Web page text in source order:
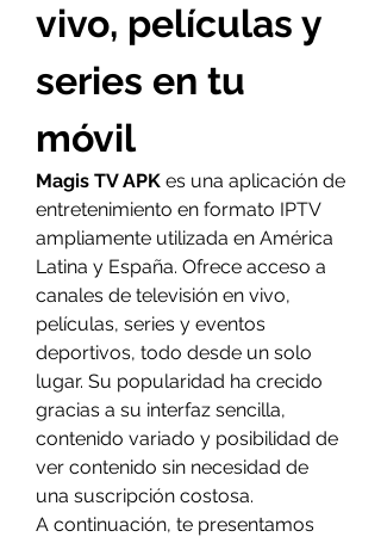
vivo, películas y
series en tu
móvil
Magis TV APK es una aplicación de
entretenimiento en formato IPTV
ampliamente utilizada en América
Latina y España. Ofrece acceso a
canales de televisión en vivo,
películas, series y eventos
deportivos, todo desde un solo
lugar. Su popularidad ha crecido
gracias a su interfaz sencilla,
contenido variado y posibilidad de
ver contenido sin necesidad de
una suscripción costosa.
A continuación, te presentamos